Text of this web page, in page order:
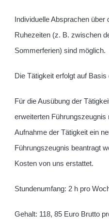
Individuelle Absprachen über
Ruhezeiten (z. B. zwischen
Sommerferien) sind möglich.
Die Tätigkeit erfolgt auf Basis
Für die Ausübung der
erweiterten Führungszeugnis
Aufnahme der Tätigkeit ein
Führungszeugnis beantragt
Kosten von uns erstattet.
Stundenumfang: 2 h pro
Gehalt: 118, 85 Euro Brutto